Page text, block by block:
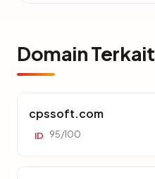
Domain Terkait
cpssoft.com
ID 95/100